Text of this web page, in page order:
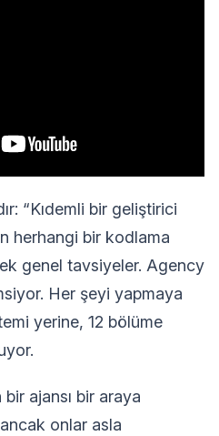
“Kıdemli bir geliştirici
herhangi bir kodlama
genel tavsiyeler. Agency
Her şeyi yapmaya
yerine, 12 bölüme
ajansı bir araya
onlar asla